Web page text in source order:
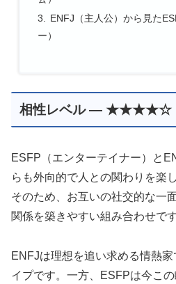
ENFJ（主人公）から見た
ー）
相性レベル ― ★★★★☆
ESFP（エンターテイナー）と
らも外向的で人との関わりを楽
そのため、お互いの社交的な一
関係を築きやすい組み合わせです
ENFJは理想を追い求める情熱
イプです。一方、ESFPは今こ